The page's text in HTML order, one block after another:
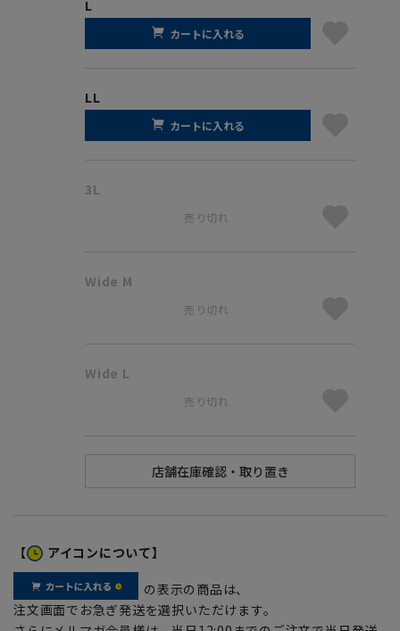
L
カートに入れる
LL
カートに入れる
3L
売り切れ
Wide M
売り切れ
Wide L
売り切れ
【 アイコンについて】
の表示の商品は、
注文画面でお急ぎ発送を選択いただけます。